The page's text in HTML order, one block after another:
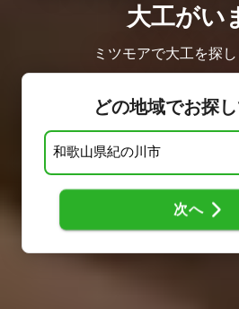
大工がい
ミツモアで大工を探し
どの地域でお探
次へ